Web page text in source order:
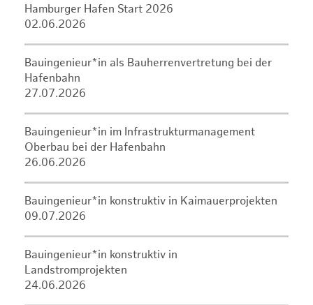
Hamburger Hafen Start 2026
02.06.2026
Bauingenieur*in als Bauherrenvertretung bei der
Hafenbahn
27.07.2026
Bauingenieur*in im Infrastrukturmanagement
Oberbau bei der Hafenbahn
26.06.2026
Bauingenieur*in konstruktiv in Kaimauerprojekten
09.07.2026
Bauingenieur*in konstruktiv in
Landstromprojekten
24.06.2026